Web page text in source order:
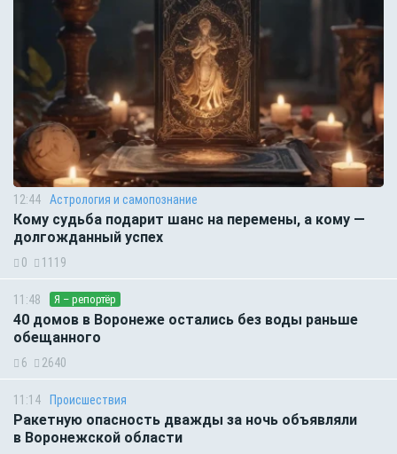
12:44 Астрология и самопознание
Кому судьба подарит шанс на перемены, а кому —
долгожданный успех
0 1119
11:48 Я – репортёр
40 домов в Воронеже остались без воды раньше
обещанного
6 2640
11:14 Происшествия
Ракетную опасность дважды за ночь объявляли
в Воронежской области